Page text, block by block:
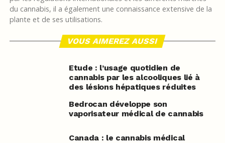
du cannabis, il a également une connaissance extensive de la
plante et de ses utilisations.
VOUS AIMEREZ AUSSI
Etude : l’usage quotidien de
cannabis par les alcooliques lié à
des lésions hépatiques réduites
Bedrocan développe son
vaporisateur médical de cannabis
Canada : le cannabis médical